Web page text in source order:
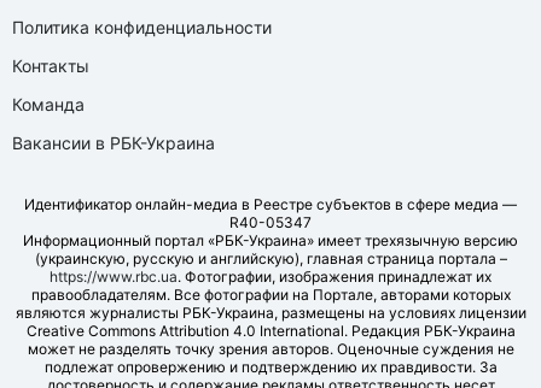
Политика конфиденциальности
Контакты
Команда
Вакансии в РБК-Украина
Идентификатор онлайн-медиа в Реестре субъектов в сфере медиа —
R40-05347
Информационный портал «РБК-Украина» имеет трехязычную версию
(украинскую, русскую и английскую), главная страница портала –
https://www.rbc.ua. Фотографии, изображения принадлежат их
правообладателям. Все фотографии на Портале, авторами которых
являются журналисты РБК-Украина, размещены на условиях лицензии
Creative Commons Attribution 4.0 International. Редакция РБК-Украина
может не разделять точку зрения авторов. Оценочные суждения не
подлежат опровержению и подтверждению их правдивости. За